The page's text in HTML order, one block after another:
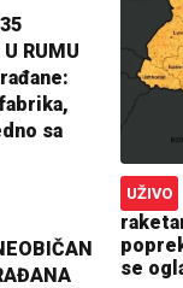
RUMU
sa
UŽIVO
se